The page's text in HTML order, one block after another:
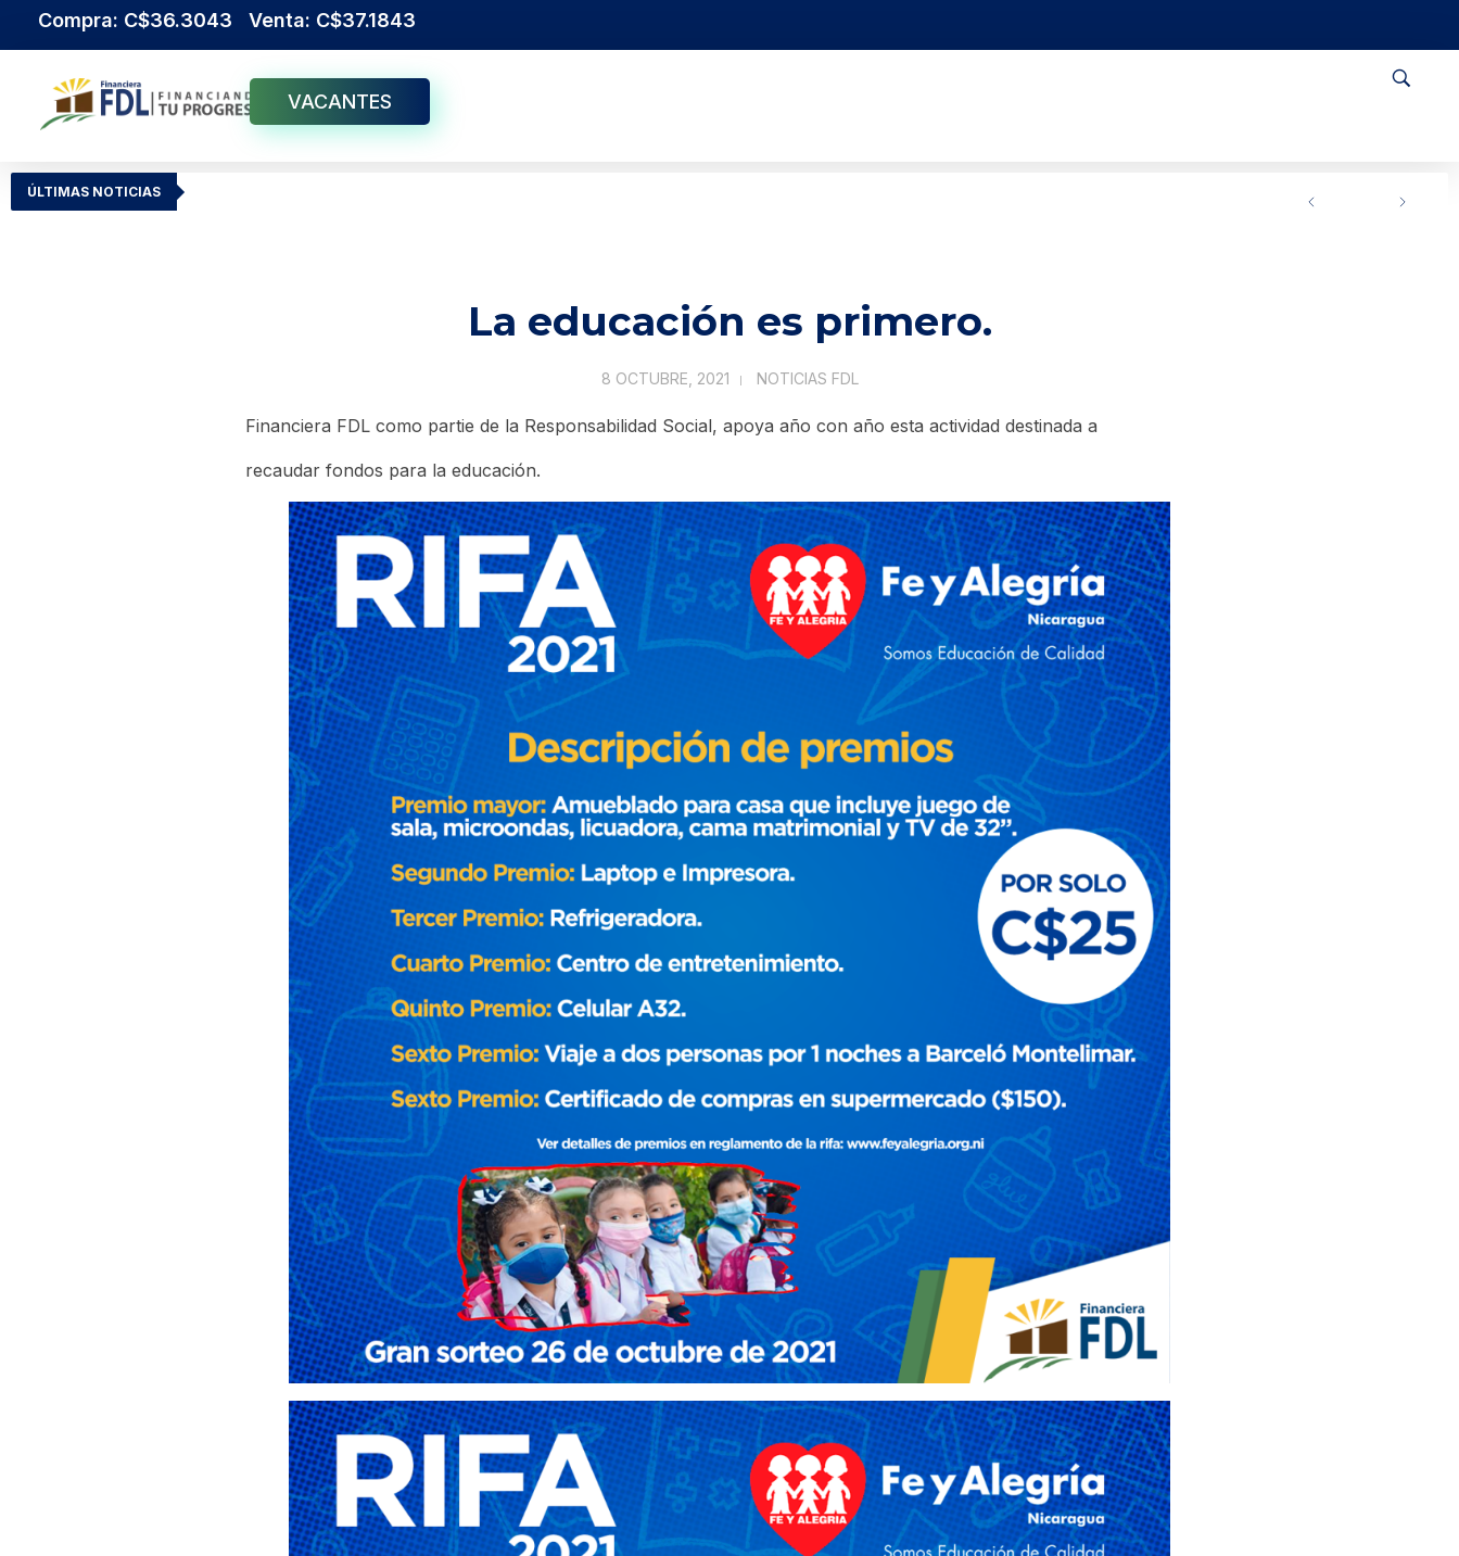
Compra: C$36.3043 Venta: C$37.1843
VACANTES
ÚLTIMAS NOTICIAS
La educación es primero.
8 OCTUBRE, 2021 NOTICIAS FDL
Financiera FDL como partie de la Responsabilidad Social, apoya año con año esta actividad destinada a
recaudar fondos para la educación.